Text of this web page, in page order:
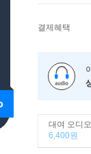
결제혜택
대여 오디
6,400원